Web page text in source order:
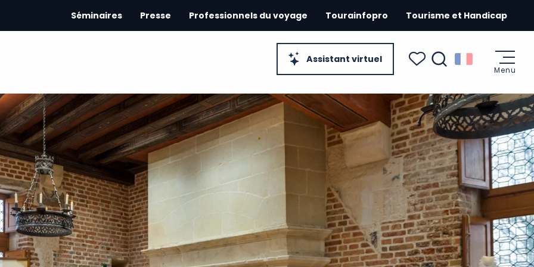
Assistant virtuel
Séminaires Presse Professionnels du voyage Tourainfopro Tourisme et Handicap
Menu